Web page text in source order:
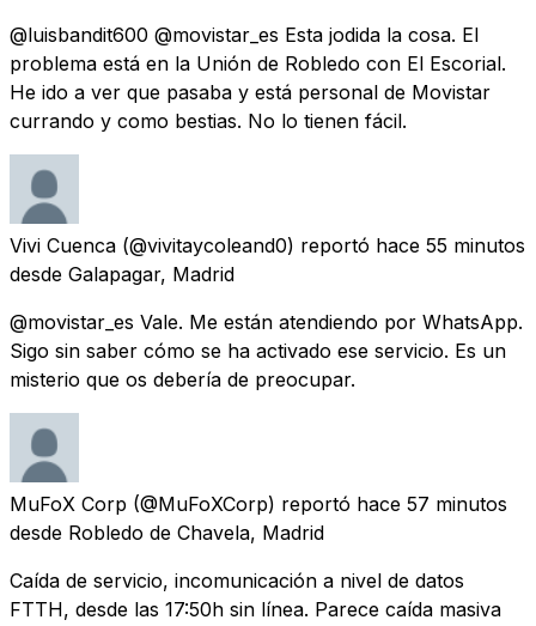
@luisbandit600 @movistar_es Esta jodida la cosa. El
problema está en la Unión de Robledo con El Escorial.
He ido a ver que pasaba y está personal de Movistar
currando y como bestias. No lo tienen fácil.
Vivi Cuenca (@vivitaycoleand0) reportó hace 55 minutos
desde Galapagar, Madrid
@movistar_es Vale. Me están atendiendo por WhatsApp.
Sigo sin saber cómo se ha activado ese servicio. Es un
misterio que os debería de preocupar.
MuFoX Corp (@MuFoXCorp) reportó hace 57 minutos
desde Robledo de Chavela, Madrid
Caída de servicio, incomunicación a nivel de datos
FTTH, desde las 17:50h sin línea. Parece caída masiva